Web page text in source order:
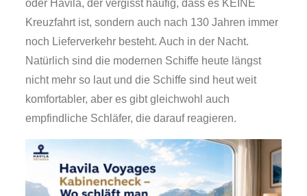
oder Havila, der vergisst häufig, dass es KEINE
Kreuzfahrt ist, sondern auch nach 130 Jahren immer
noch Lieferverkehr besteht. Auch in der Nacht.
Natürlich sind die modernen Schiffe heute längst
nicht mehr so laut und die Schiffe sind heut weit
komfortabler, aber es gibt gleichwohl auch
empfindliche Schläfer, die darauf reagieren.